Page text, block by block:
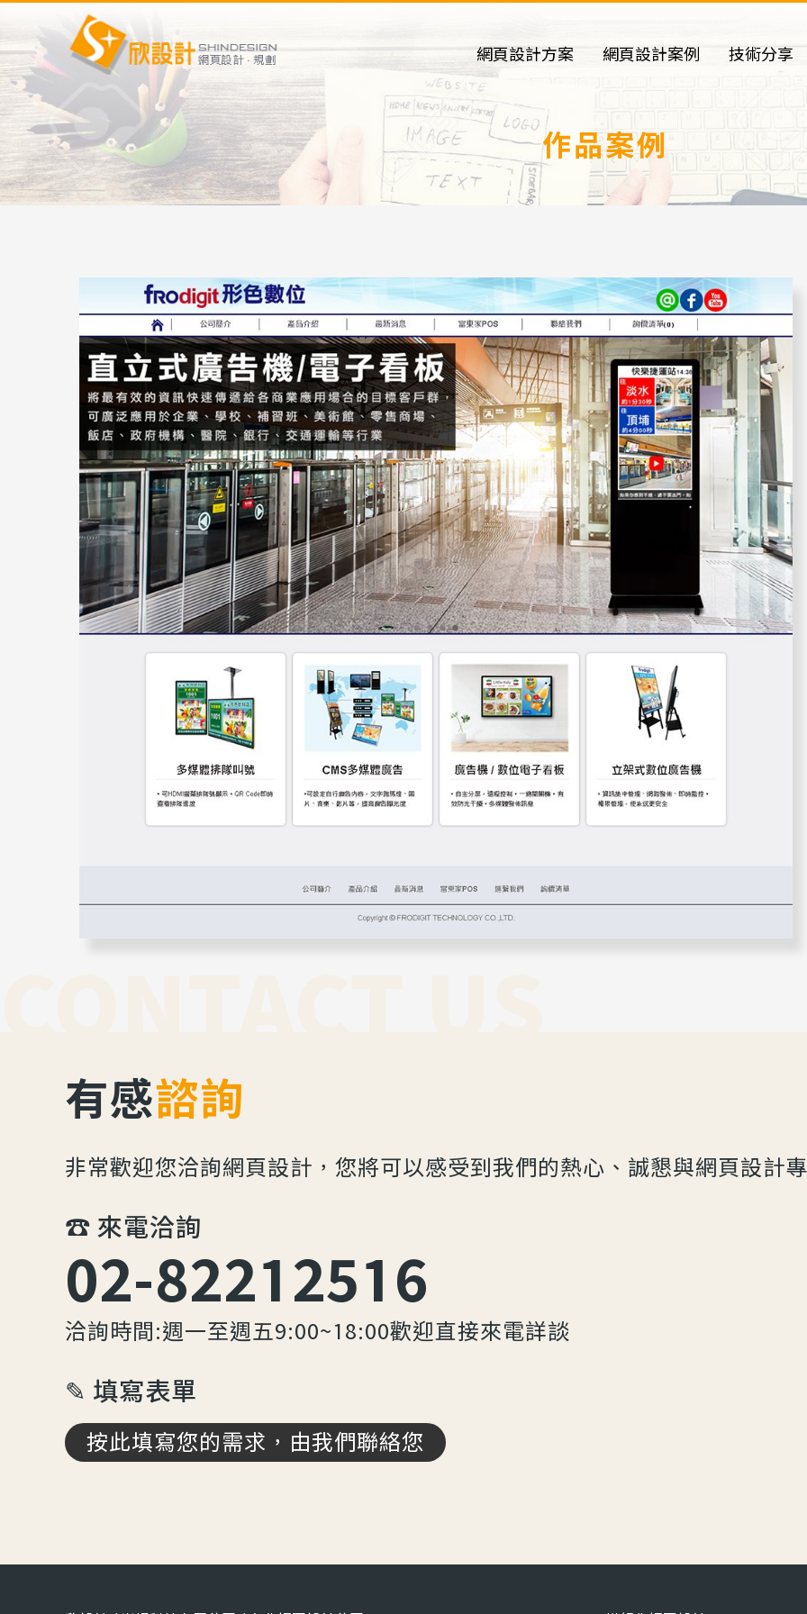
網頁設計方案 網頁設計案例 技術分享
作品案例
有感諮詢
非常歡迎您洽詢網頁設計，您將可以感受到我們的熱心、誠懇與網頁設計
☎︎ 來電洽詢
02-82212516
洽詢時間:週一至週五9:00~18:00歡迎直接來電詳談
✎ 填寫表單
按此填寫您的需求，由我們聯絡您